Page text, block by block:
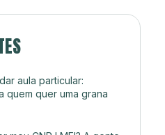
aula particular:
quem quer uma grana